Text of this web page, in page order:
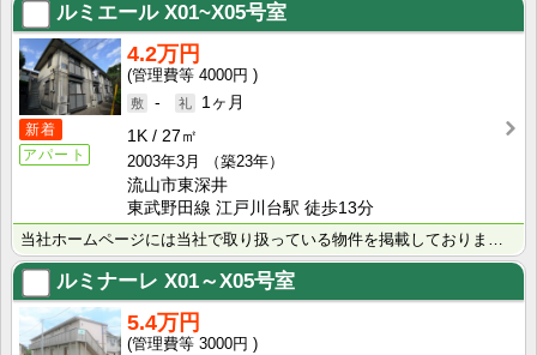
ルミエールX01~X05号室
新着
アパート
4.2万円
4000円
-
1ヶ月
1K
27㎡
2003年3月
（築23年）
流山市東深井
東武野田線 江戸川台駅 徒歩13分
ルミナーレ X01～X05号室
5.4万円
3000円